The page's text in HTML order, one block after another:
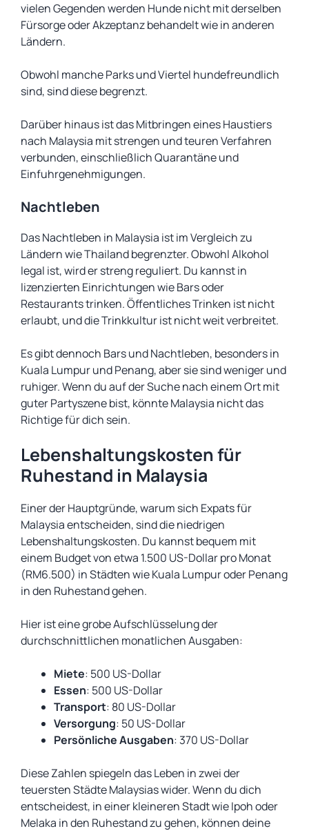
vielen Gegenden werden Hunde nicht mit derselben
Fürsorge oder Akzeptanz behandelt wie in anderen
Ländern.
Obwohl manche Parks und Viertel hundefreundlich
sind, sind diese begrenzt.
Darüber hinaus ist das Mitbringen eines Haustiers
nach Malaysia mit strengen und teuren Verfahren
verbunden, einschließlich Quarantäne und
Einfuhrgenehmigungen.
Nachtleben
Das Nachtleben in Malaysia ist im Vergleich zu
Ländern wie Thailand begrenzter. Obwohl Alkohol
legal ist, wird er streng reguliert. Du kannst in
lizenzierten Einrichtungen wie Bars oder
Restaurants trinken. Öffentliches Trinken ist nicht
erlaubt, und die Trinkkultur ist nicht weit verbreitet.
Es gibt dennoch Bars und Nachtleben, besonders in
Kuala Lumpur und Penang, aber sie sind weniger und
ruhiger. Wenn du auf der Suche nach einem Ort mit
guter Partyszene bist, könnte Malaysia nicht das
Richtige für dich sein.
Lebenshaltungskosten für
Ruhestand in Malaysia
Einer der Hauptgründe, warum sich Expats für
Malaysia entscheiden, sind die niedrigen
Lebenshaltungskosten. Du kannst bequem mit
einem Budget von etwa 1.500 US-Dollar pro Monat
(RM6.500) in Städten wie Kuala Lumpur oder Penang
in den Ruhestand gehen.
Hier ist eine grobe Aufschlüsselung der
durchschnittlichen monatlichen Ausgaben:
Miete: 500 US-Dollar
Essen: 500 US-Dollar
Transport: 80 US-Dollar
Versorgung: 50 US-Dollar
Persönliche Ausgaben: 370 US-Dollar
Diese Zahlen spiegeln das Leben in zwei der
teuersten Städte Malaysias wider. Wenn du dich
entscheidest, in einer kleineren Stadt wie Ipoh oder
Melaka in den Ruhestand zu gehen, können deine